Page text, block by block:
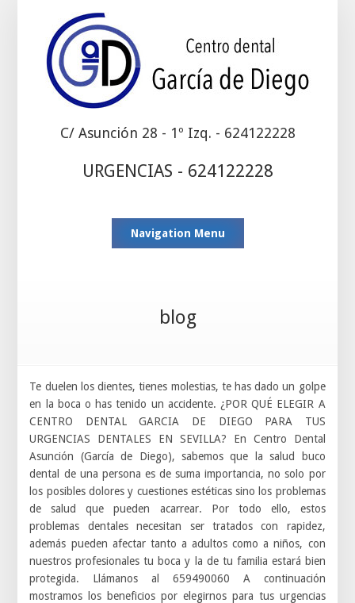
C/ Asunción 28 - 1º Izq. - 624122228
URGENCIAS - 624122228
Navigation Menu
blog
Te duelen los dientes, tienes molestias, te has dado un golpe
en la boca o has tenido un accidente. ¿POR QUÉ ELEGIR A
CENTRO DENTAL GARCIA DE DIEGO PARA TUS
URGENCIAS DENTALES EN SEVILLA? En Centro Dental
Asunción (García de Diego), sabemos que la salud buco
dental de una persona es de suma importancia, no solo por
los posibles dolores y cuestiones estéticas sino los problemas
de salud que pueden acarrear. Por todo ello, estos
problemas dentales necesitan ser tratados con rapidez,
además pueden afectar tanto a adultos como a niños, con
nuestros profesionales tu boca y la de tu familia estará bien
protegida. Llámanos al 659490060 A continuación
mostramos los beneficios por elegirnos para tus urgencias